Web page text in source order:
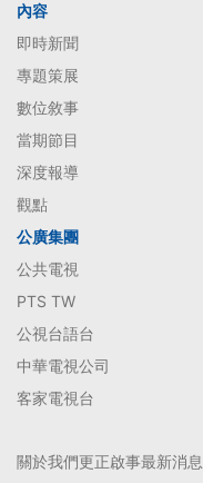
內容
即時新聞
專題策展
數位敘事
當期節目
深度報導
觀點
公廣集團
公共電視
PTS TW
公視台語台
中華電視公司
客家電視台
關於我們更正啟事最新消息